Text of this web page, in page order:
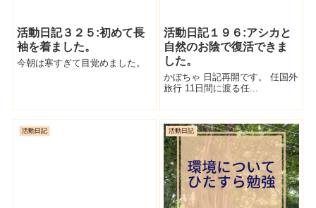
活動日記３２５:初めて長
袖を着ました。
今朝は寒すぎて目覚めました。
活動日記１９６:アシカと
自然のお陰で復活できま
した。
かぼちゃ 日記再開です。 任国外
旅行 11日間に渡る任...
活動日記 活動日記